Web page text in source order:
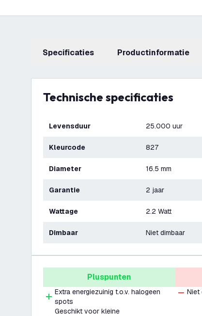
Specificaties productinformatie
Technische specificaties
Levensduur 25.000 uur
Kleurcode 827
Diameter 16.5 mm
Garantie 2 jaar
Wattage 2.2 Watt
Dimbaar Niet dimbaar
Pluspunten
Extra energiezuinig t.o.v. halogeen
spots
Geschikt voor kleine
Niet